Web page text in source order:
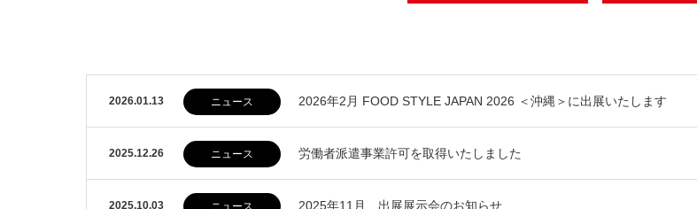
2026.01.13 ニュース 2026年2月 FOOD STYLE JAPAN 2026 ＜沖縄＞に出展いたします
2025.12.26 ニュース 労働者派遣事業許可を取得いたしました
2025.10.03 ニュース 2025年11月 出展展示会のお知らせ